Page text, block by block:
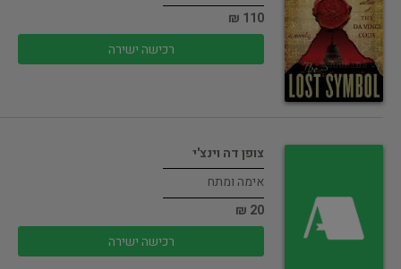
110 ₪
רכישה ישירה
צופן דה וינצ'י
אימה ומתח
20 ₪
רכישה ישירה